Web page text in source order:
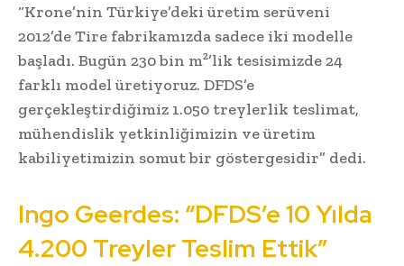
“Krone’nin Türkiye’deki üretim serüveni
2012’de Tire fabrikamızda sadece iki modelle
başladı. Bugün 230 bin m²’lik tesisimizde 24
farklı model üretiyoruz. DFDS’e
gerçekleştirdiğimiz 1.050 treylerlik teslimat,
mühendislik yetkinliğimizin ve üretim
kabiliyetimizin somut bir göstergesidir” dedi.
Ingo Geerdes: “DFDS’e 10 Yılda
4.200 Treyler Teslim Ettik”